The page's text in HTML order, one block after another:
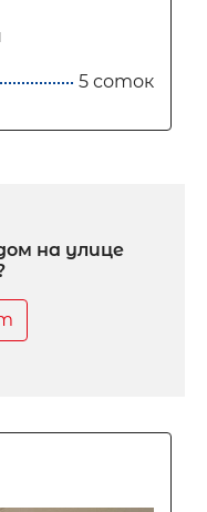
5 соток
на улице